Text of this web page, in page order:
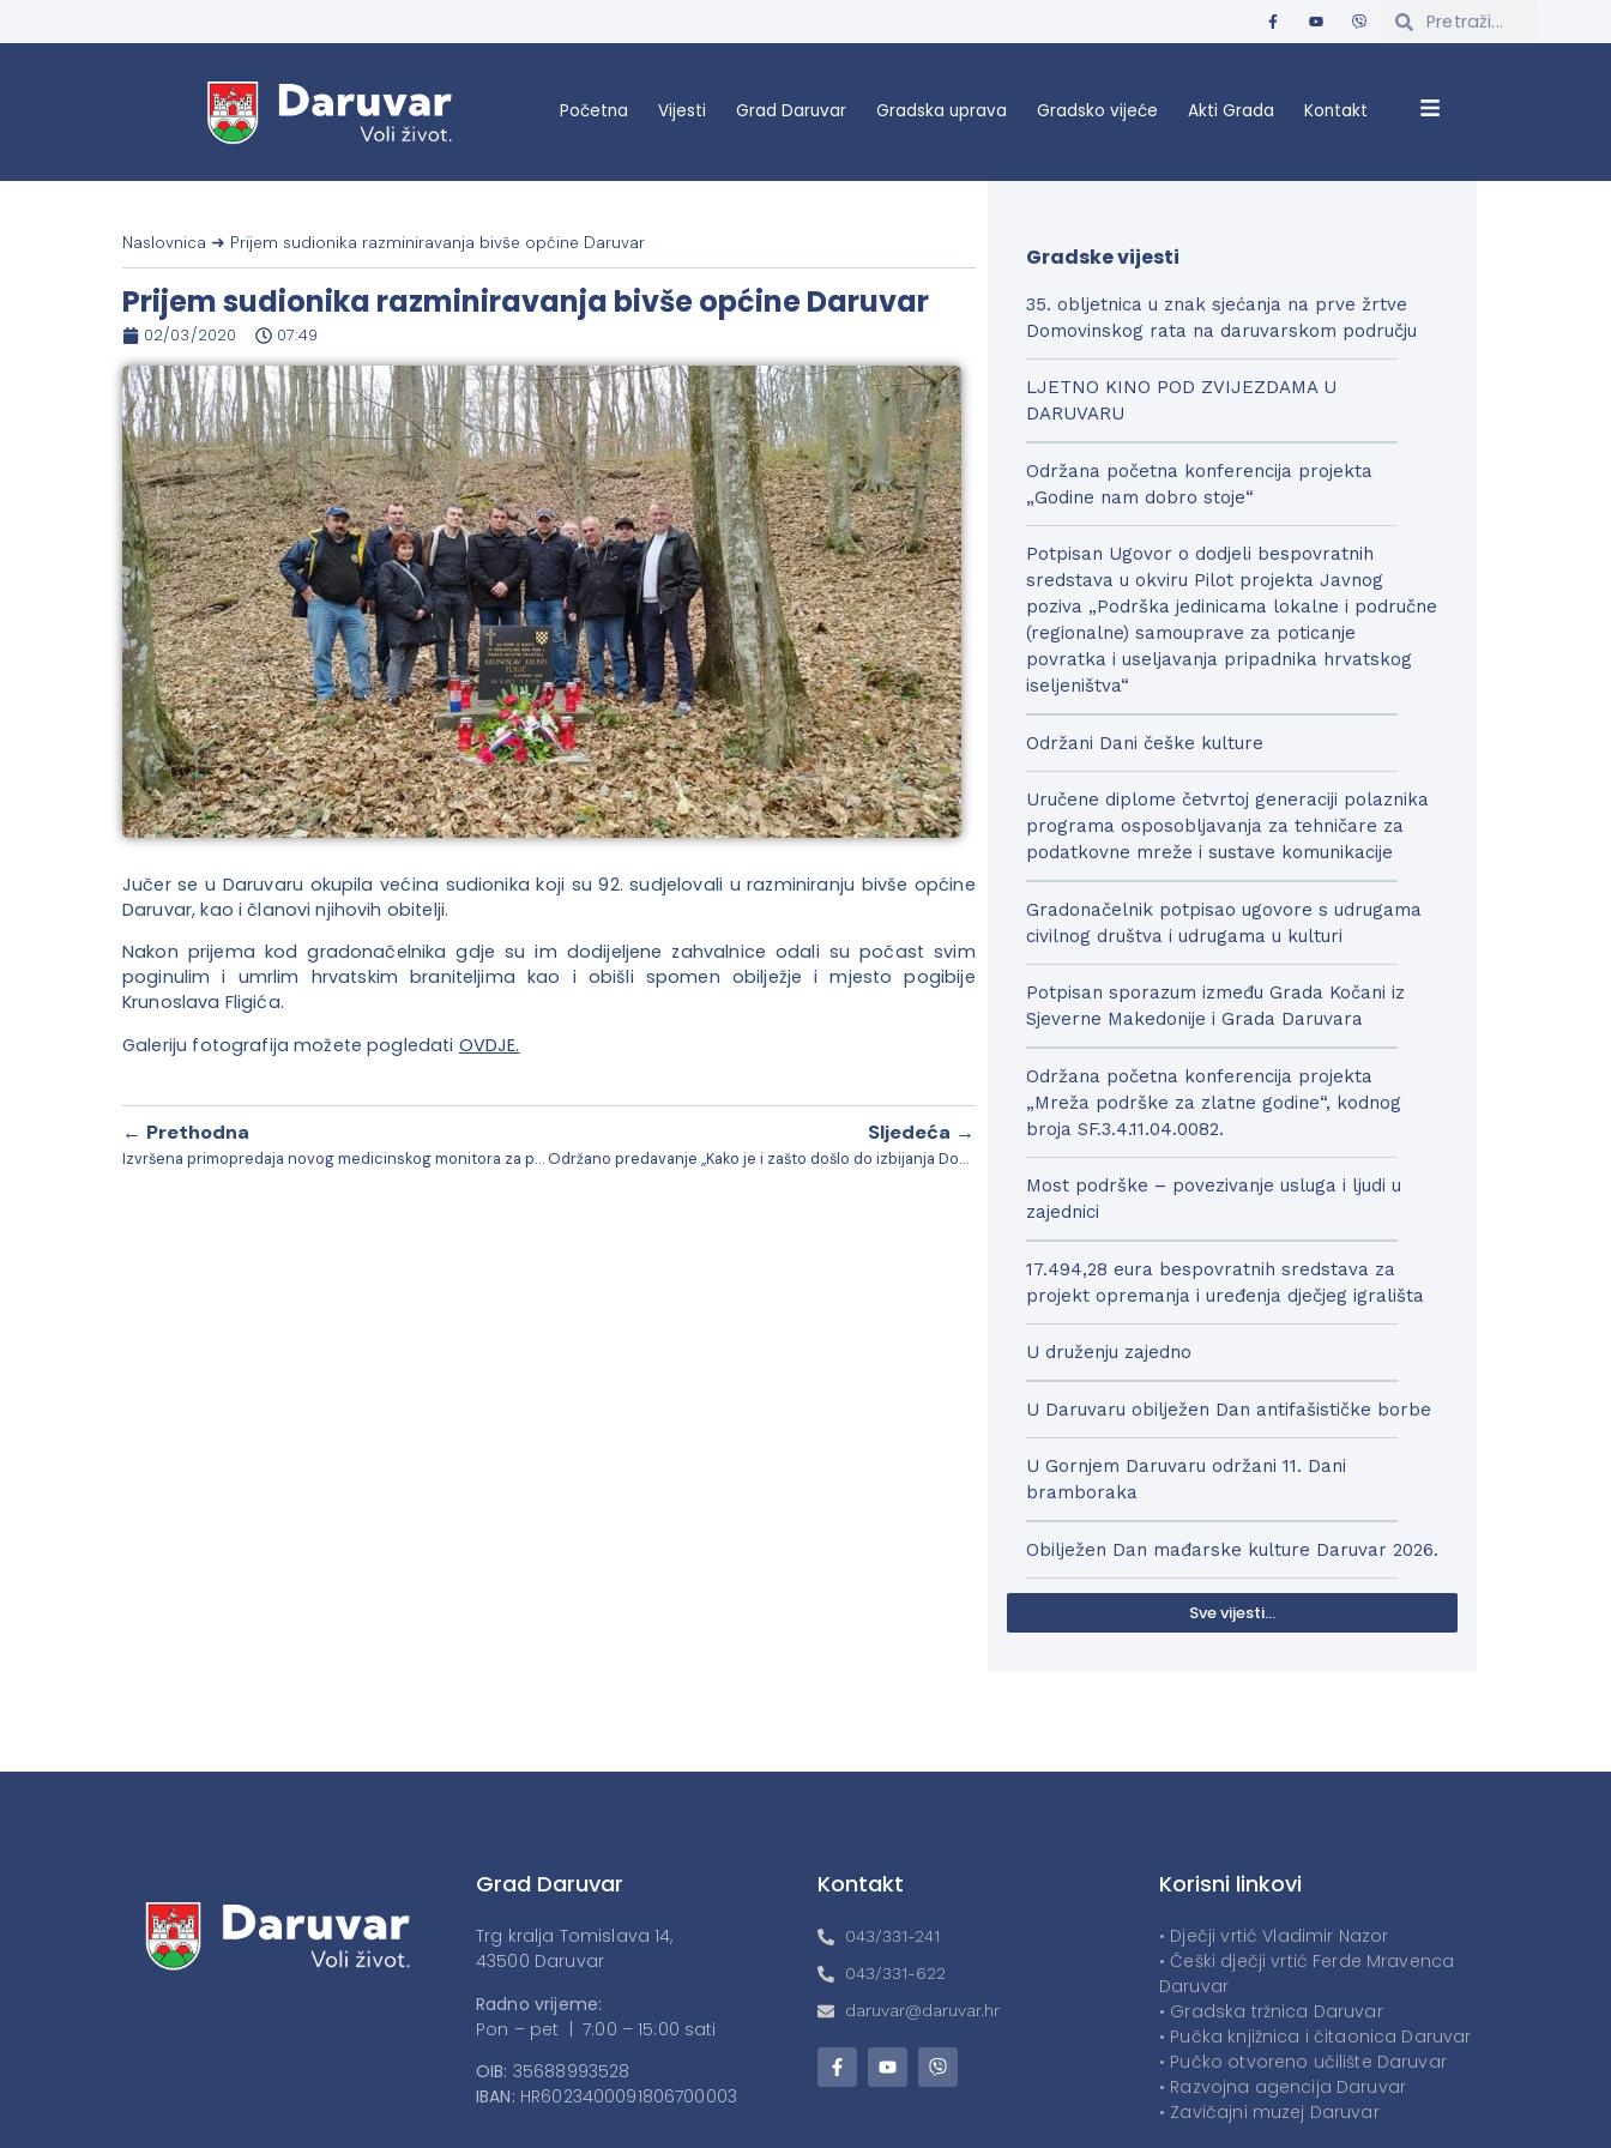
Početna Vijesti Grad Daruvar Gradska uprava Gradsko vijeće Akti Grada Kontakt
Naslovnica ➜ Prijem sudionika razminiravanja bivše općine Daruvar
Prijem sudionika razminiravanja bivše općine Daruvar
02/03/2020 07:49
Jučer se u Daruvaru okupila većina sudionika koji su 92. sudjelovali u razminiranju bivše općine
Daruvar, kao i članovi njihovih obitelji.
Nakon prijema kod gradonačelnika gdje su im dodijeljene zahvalnice odali su počast svim
poginulim i umrlim hrvatskim braniteljima kao i obišli spomen obilježje i mjesto pogibije
Krunoslava Fligića.
Galeriju fotografija možete pogledati OVDJE.
← Prethodna
Izvršena primopredaja novog medicinskog monitora za potrebe mamografa
Sljedeća →
Održano predavanje „Kako je i zašto došlo do izbijanja Domovinskog rata“
Gradske vijesti
35. obljetnica u znak sjećanja na prve žrtve
Domovinskog rata na daruvarskom području
LJETNO KINO POD ZVIJEZDAMA U
DARUVARU
Održana početna konferencija projekta
„Godine nam dobro stoje“
Potpisan Ugovor o dodjeli bespovratnih
sredstava u okviru Pilot projekta Javnog
poziva „Podrška jedinicama lokalne i područne
(regionalne) samouprave za poticanje
povratka i useljavanja pripadnika hrvatskog
iseljeništva“
Održani Dani češke kulture
Uručene diplome četvrtoj generaciji polaznika
programa osposobljavanja za tehničare za
podatkovne mreže i sustave komunikacije
Gradonačelnik potpisao ugovore s udrugama
civilnog društva i udrugama u kulturi
Potpisan sporazum između Grada Kočani iz
Sjeverne Makedonije i Grada Daruvara
Održana početna konferencija projekta
„Mreža podrške za zlatne godine“, kodnog
broja SF.3.4.11.04.0082.
Most podrške – povezivanje usluga i ljudi u
zajednici
17.494,28 eura bespovratnih sredstava za
projekt opremanja i uređenja dječjeg igrališta
U druženju zajedno
U Daruvaru obilježen Dan antifašističke borbe
U Gornjem Daruvaru održani 11. Dani
bramboraka
Obilježen Dan mađarske kulture Daruvar 2026.
Sve vijesti...
Grad Daruvar
Trg kralja Tomislava 14,
43500 Daruvar
Radno vrijeme:
Pon – pet | 7:00 – 15:00 sati
OIB: 35688993528
IBAN: HR6023400091806700003
Kontakt
043/331-241
043/331-622
daruvar@daruvar.hr
Korisni linkovi
• Dječji vrtić Vladimir Nazor
• Češki dječji vrtić Ferde Mravenca
Daruvar
• Gradska tržnica Daruvar
• Pučka knjižnica i čitaonica Daruvar
• Pučko otvoreno učilište Daruvar
• Razvojna agencija Daruvar
• Zavičajni muzej Daruvar